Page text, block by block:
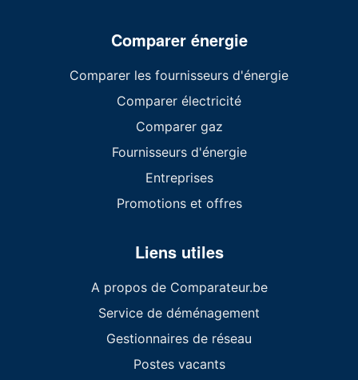
Comparer énergie
Comparer les fournisseurs d'énergie
Comparer électricité
Comparer gaz
Fournisseurs d'énergie
Entreprises
Promotions et offres
Liens utiles
A propos de Comparateur.be
Service de déménagement
Gestionnaires de réseau
Postes vacants